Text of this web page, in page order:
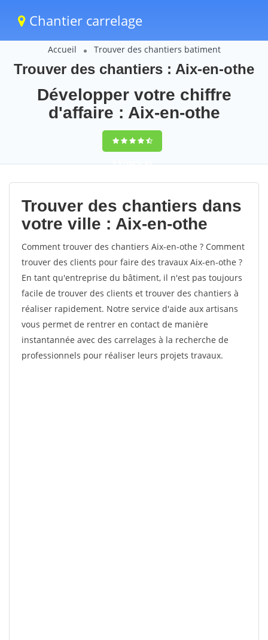
Chantier carrelage
Accueil Trouver des chantiers batiment
Trouver des chantiers : Aix-en-othe
Développer votre chiffre
d'affaire : Aix-en-othe
9,5(100%)63
votes
Trouver des chantiers dans
votre ville : Aix-en-othe
Comment trouver des chantiers Aix-en-othe ? Comment
trouver des clients pour faire des travaux Aix-en-othe ?
En tant qu'entreprise du bâtiment, il n'est pas toujours
facile de trouver des clients et trouver des chantiers à
réaliser rapidement. Notre service d'aide aux artisans
vous permet de rentrer en contact de manière
instantannée avec des carrelages à la recherche de
professionnels pour réaliser leurs projets travaux.